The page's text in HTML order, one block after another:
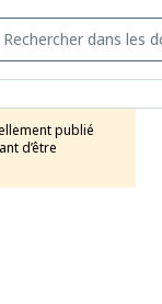
publié
d’être